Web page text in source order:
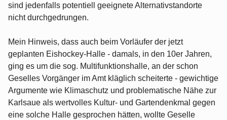
sind jedenfalls potentiell geeignete Alternativstandorte
nicht durchgedrungen.
Mein Hinweis, dass auch beim Vorläufer der jetzt
geplanten Eishockey-Halle - damals, in den 10er Jahren,
ging es um die sog. Multifunktionshalle, an der schon
Geselles Vorgänger im Amt kläglich scheiterte - gewichtige
Argumente wie Klimaschutz und problematische Nähe zur
Karlsaue als wertvolles Kultur- und Gartendenkmal gegen
eine solche Halle gesprochen hätten, wollte Geselle